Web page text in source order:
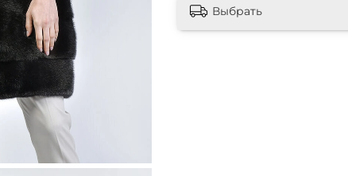
Выбрать